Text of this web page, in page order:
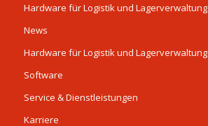
Hardware für Logistik und Lagerverwaltung
News
Hardware für Logistik und Lagerverwaltung
Software
Service & Dienstleistungen
Karriere